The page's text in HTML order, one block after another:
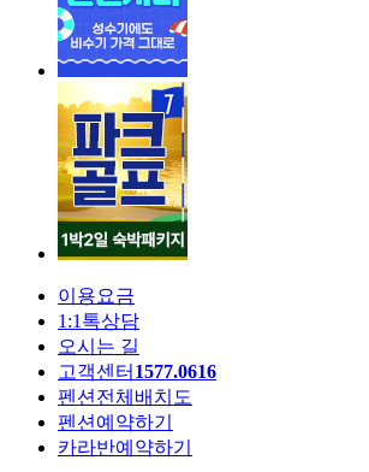
이용요금
1:1톡상담
오시는 길
고객센터 1577.0616
펜션전체배치도
펜션예약하기
카라반예약하기